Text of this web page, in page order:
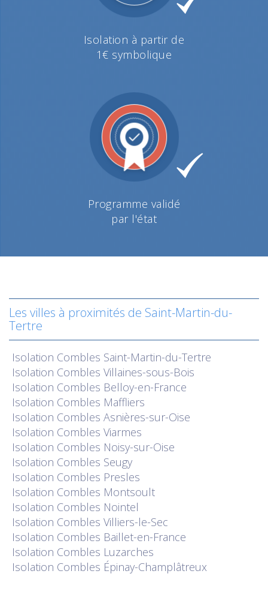
Isolation à partir de
1€ symbolique
Programme validé
par l'état
Les villes à proximités de Saint-Martin-du-
Tertre
Isolation Combles Saint-Martin-du-Tertre
Isolation Combles Villaines-sous-Bois
Isolation Combles Belloy-en-France
Isolation Combles Maffliers
Isolation Combles Asnières-sur-Oise
Isolation Combles Viarmes
Isolation Combles Noisy-sur-Oise
Isolation Combles Seugy
Isolation Combles Presles
Isolation Combles Montsoult
Isolation Combles Nointel
Isolation Combles Villiers-le-Sec
Isolation Combles Baillet-en-France
Isolation Combles Luzarches
Isolation Combles Épinay-Champlâtreux